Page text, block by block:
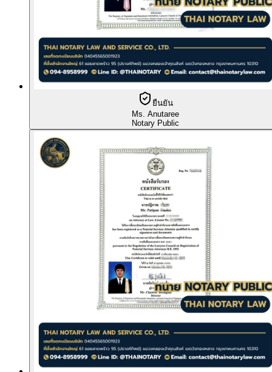
ยืนยัน
Ms. Anutaree
Notary Public